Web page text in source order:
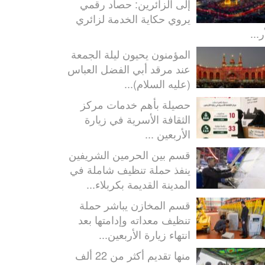
إلى الزائرين: حصاد رقمي
يروي حكاية الخدمة لزائري
المؤمنون يحيون ليلة الجمعة
عند مرقد أبي الفضل العباس
(عليه السلام)...
حصيلة بأهم خدمات مركز
الثقافة الأسرية في زيارة
الأربعين ...
قسم بين الحرمين الشريفين
ينفذ حملة تنظيف شاملة في
المدينة القديمة بكربلاء...
قسم المخازن يباشر حملة
تنظيف معداته وإدامتها بعد
انتهاء زيارة الأربعين...
منها تقديم أكثر من 22 ألف